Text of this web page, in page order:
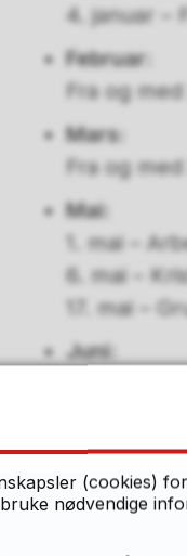
4. januar –
Februar:
Fra og
Mars:
Fra og
Mai:
1. mai –
6. mai –
17. mai –
Juni:
Skoleruta for
(cookies)
nødvendige